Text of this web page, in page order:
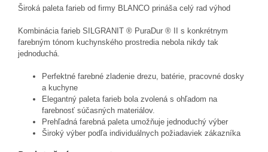
Široká paleta farieb od firmy BLANCO prináša celý rad výhod
Kombinácia farieb SILGRANIT ® PuraDur ® II s konkrétnym
farebným tónom kuchynského prostredia nebola nikdy tak
jednoduchá.
Perfektné farebné zladenie drezu, batérie, pracovné dosky
a kuchyne
Elegantný paleta farieb bola zvolená s ohľadom na
farebnosť súčasných materiálov.
Prehľadná farebná paleta umožňuje jednoduchý výber
Široký výber podľa individuálnych požiadaviek zákazníka